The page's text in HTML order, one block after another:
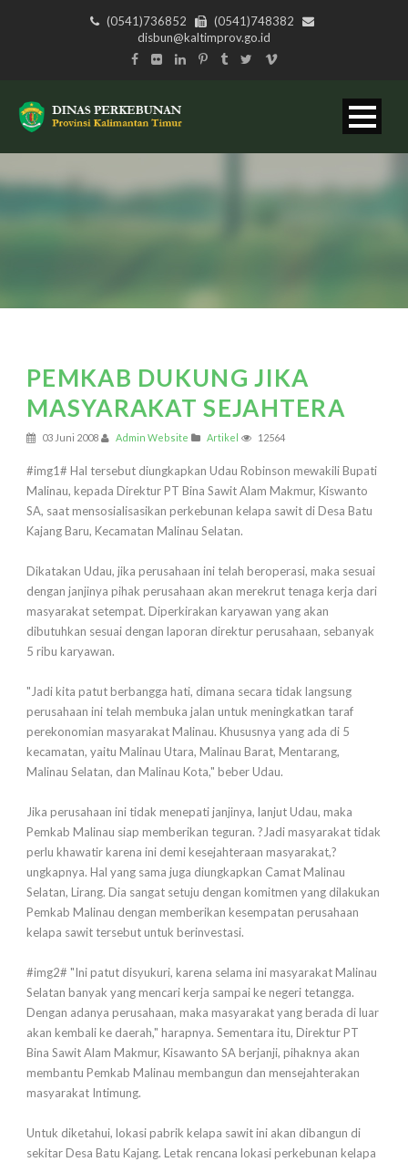
(0541)736852
(0541)748382
disbun@kaltimprov.go.id
PEMKAB DUKUNG JIKA
MASYARAKAT SEJAHTERA
03 Juni 2008 Admin Website Artikel 12564
#img1# Hal tersebut diungkapkan Udau Robinson mewakili Bupati
Malinau, kepada Direktur PT Bina Sawit Alam Makmur, Kiswanto
SA, saat mensosialisasikan perkebunan kelapa sawit di Desa Batu
Kajang Baru, Kecamatan Malinau Selatan.
Dikatakan Udau, jika perusahaan ini telah beroperasi, maka sesuai
dengan janjinya pihak perusahaan akan merekrut tenaga kerja dari
masyarakat setempat. Diperkirakan karyawan yang akan
dibutuhkan sesuai dengan laporan direktur perusahaan, sebanyak
5 ribu karyawan.
"Jadi kita patut berbangga hati, dimana secara tidak langsung
perusahaan ini telah membuka jalan untuk meningkatkan taraf
perekonomian masyarakat Malinau. Khususnya yang ada di 5
kecamatan, yaitu Malinau Utara, Malinau Barat, Mentarang,
Malinau Selatan, dan Malinau Kota," beber Udau.
Jika perusahaan ini tidak menepati janjinya, lanjut Udau, maka
Pemkab Malinau siap memberikan teguran. ?Jadi masyarakat tidak
perlu khawatir karena ini demi kesejahteraan masyarakat,?
ungkapnya. Hal yang sama juga diungkapkan Camat Malinau
Selatan, Lirang. Dia sangat setuju dengan komitmen yang dilakukan
Pemkab Malinau dengan memberikan kesempatan perusahaan
kelapa sawit tersebut untuk berinvestasi.
#img2# "Ini patut disyukuri, karena selama ini masyarakat Malinau
Selatan banyak yang mencari kerja sampai ke negeri tetangga.
Dengan adanya perusahaan, maka masyarakat yang berada di luar
akan kembali ke daerah," harapnya. Sementara itu, Direktur PT
Bina Sawit Alam Makmur, Kisawanto SA berjanji, pihaknya akan
membantu Pemkab Malinau membangun dan mensejahterakan
masyarakat Intimung.
Untuk diketahui, lokasi pabrik kelapa sawit ini akan dibangun di
sekitar Desa Batu Kajang. Letak rencana lokasi perkebunan kelapa